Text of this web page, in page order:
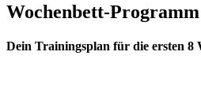
Wochenbett-Programm
Dein Trainingsplan für die ersten 8